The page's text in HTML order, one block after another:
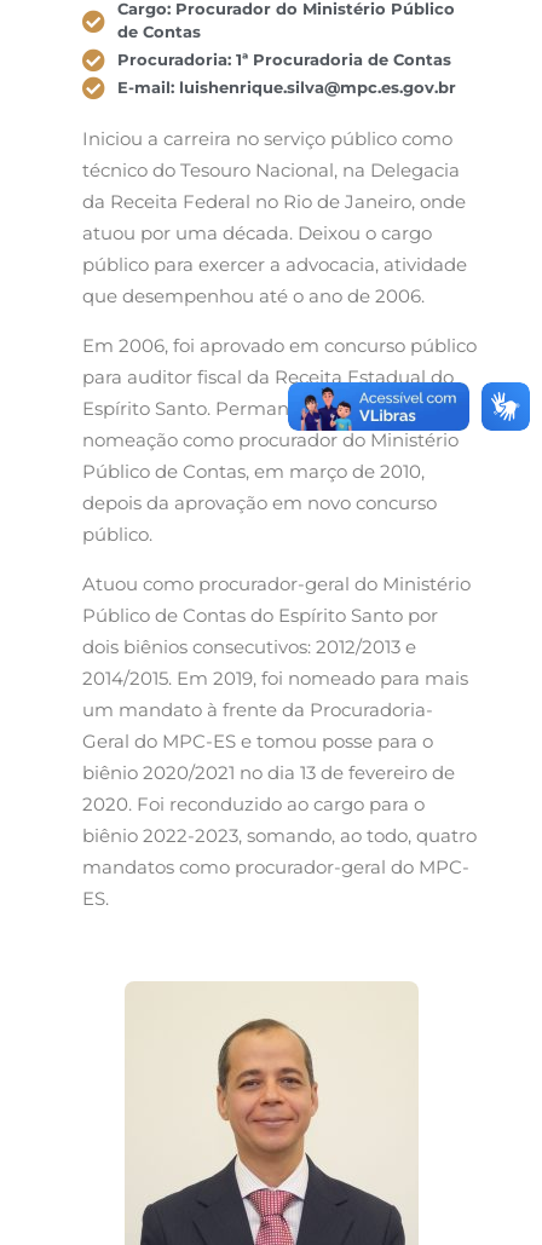
Cargo: Procurador do Ministério Público
de Contas
Procuradoria: 1ª Procuradoria de Contas
E-mail: luishenrique.silva@mpc.es.gov.br
Iniciou a carreira no serviço público como
técnico do Tesouro Nacional, na Delegacia
da Receita Federal no Rio de Janeiro, onde
atuou por uma década. Deixou o cargo
público para exercer a advocacia, atividade
que desempenhou até o ano de 2006.
Em 2006, foi aprovado em concurso público
para auditor fiscal da Receita Estadual do
Espírito Santo. Permaneceu no cargo até a
nomeação como procurador do Ministério
Público de Contas, em março de 2010,
depois da aprovação em novo concurso
público.
Atuou como procurador-geral do Ministério
Público de Contas do Espírito Santo por
dois biênios consecutivos: 2012/2013 e
2014/2015. Em 2019, foi nomeado para mais
um mandato à frente da Procuradoria-
Geral do MPC-ES e tomou posse para o
biênio 2020/2021 no dia 13 de fevereiro de
2020. Foi reconduzido ao cargo para o
biênio 2022-2023, somando, ao todo, quatro
mandatos como procurador-geral do MPC-
ES.